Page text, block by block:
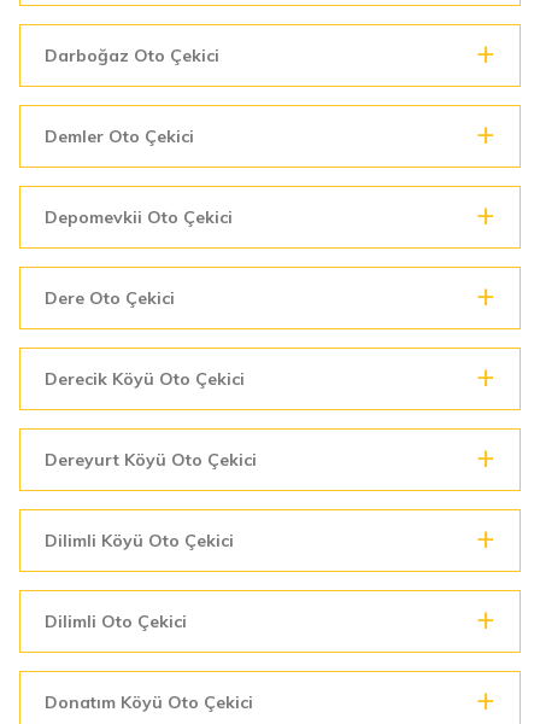
Darboğaz Oto Çekici
Demler Oto Çekici
Depomevkii Oto Çekici
Dere Oto Çekici
Derecik Köyü Oto Çekici
Dereyurt Köyü Oto Çekici
Dilimli Köyü Oto Çekici
Dilimli Oto Çekici
Donatım Köyü Oto Çekici